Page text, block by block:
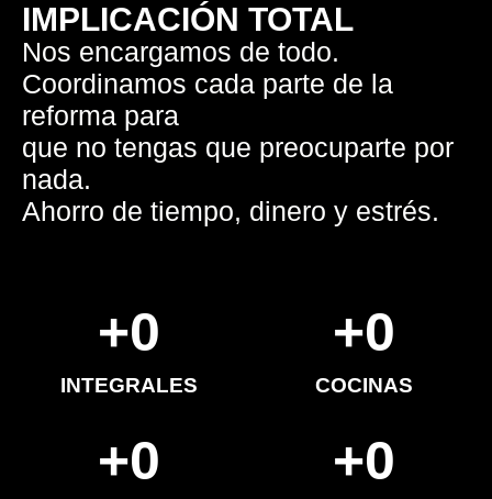
IMPLICACIÓN TOTAL
Nos encargamos de todo.
Coordinamos cada parte de la
reforma para
que no tengas que preocuparte por
nada.
Ahorro de tiempo, dinero y estrés.
INTEGRALES
+0
+0
COCINAS
+0
+0